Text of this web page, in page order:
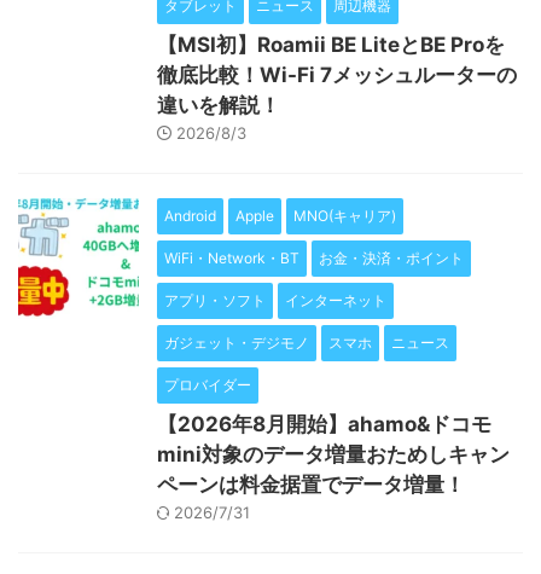
タブレット ニュース 周辺機器
【MSI初】Roamii BE LiteとBE Proを
徹底比較！Wi-Fi 7メッシュルーターの
違いを解説！
2026/8/3
Android Apple MNO(キャリア)
WiFi・Network・BT お金・決済・ポイント
アプリ・ソフト インターネット
ガジェット・デジモノ スマホ ニュース
プロバイダー
【2026年8月開始】ahamo&ドコモ
mini対象のデータ増量おためしキャン
ペーンは料金据置でデータ増量！
2026/7/31